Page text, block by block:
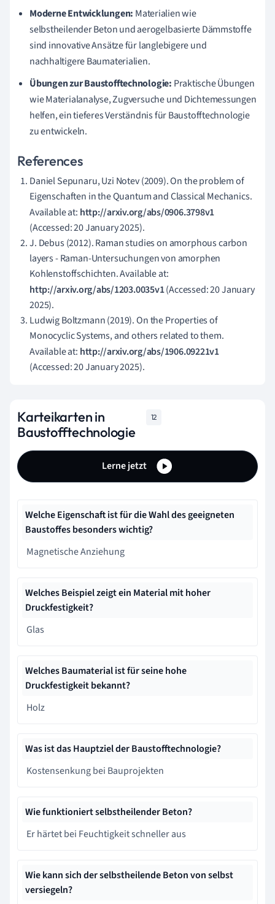
Moderne Entwicklungen: Materialien wie
selbstheilender Beton und aerogelbasierte Dämmstoffe
sind innovative Ansätze für langlebigere und
nachhaltigere Baumaterialien.
Übungen zur Baustofftechnologie: Praktische Übungen
wie Materialanalyse, Zugversuche und Dichtemessungen
helfen, ein tieferes Verständnis für Baustofftechnologie
zu entwickeln.
References
Daniel Sepunaru, Uzi Notev (2009). On the problem of
Eigenschaften in the Quantum and Classical Mechanics.
Available at: http://arxiv.org/abs/0906.3798v1
(Accessed: 20 January 2025).
J. Debus (2012). Raman studies on amorphous carbon
layers - Raman-Untersuchungen von amorphen
Kohlenstoffschichten. Available at:
http://arxiv.org/abs/1203.0035v1(Accessed: 20 January
2025).
Ludwig Boltzmann (2019). On the Properties of
Monocyclic Systems, and others related to them.
Available at: http://arxiv.org/abs/1906.09221v1
(Accessed: 20 January 2025).
Karteikarten in
Baustofftechnologie
12
Lerne jetzt
Welche Eigenschaft ist für die Wahl des geeigneten
Baustoffes besonders wichtig?
Magnetische Anziehung
Welches Beispiel zeigt ein Material mit hoher
Druckfestigkeit?
Glas
Welches Baumaterial ist für seine hohe
Druckfestigkeit bekannt?
Holz
Was ist das Hauptziel der Baustofftechnologie?
Kostensenkung bei Bauprojekten
Wie funktioniert selbstheilender Beton?
Er härtet bei Feuchtigkeit schneller aus
Wie kann sich der selbstheilende Beton von selbst
versiegeln?